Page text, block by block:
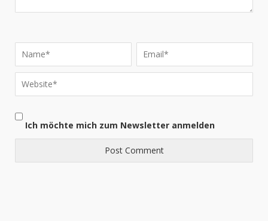
Ich möchte mich zum Newsletter anmelden